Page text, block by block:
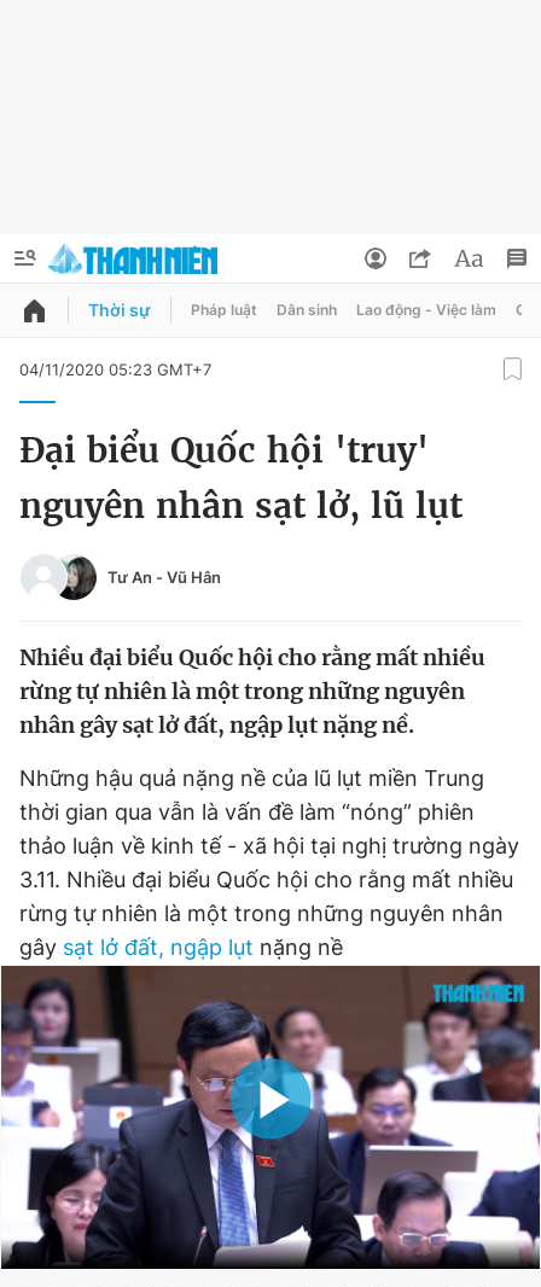
QUẢNG CÁO
Chuyên mục
Chào ngày mới
Tin thị trường Tin 360
Video Magazine
Sản phẩm khác
Tiện ích Bạn cần biết
Thông tin tòa soạn Liên hệ quảng cáo
Đọc Thanh Niên trên điện thoại
Theo dõi báo trên
Đổi mật khẩu
Tin đã lưu
Tin đã xem
Thời sự Pháp luật Dân sinh Lao động - Việc làm
04/11/2020 05:23 GMT+7
Đại biểu Quốc hội 'truy'
nguyên nhân sạt lở, lũ lụt
Tư An - Vũ Hân
Nhiều đại biểu Quốc hội cho rằng mất nhiều
rừng tự nhiên là một trong những nguyên
nhân gây sạt lở đất, ngập lụt nặng nề.
Những hậu quả nặng nề của lũ lụt miền Trung
thời gian qua vẫn là vấn đề làm “nóng” phiên
thảo luận về kinh tế - xã hội tại nghị trường ngày
3.11. Nhiều đại biểu Quốc hội cho rằng mất nhiều
rừng tự nhiên là một trong những nguyên nhân
gây sạt lở đất, ngập lụt nặng nề